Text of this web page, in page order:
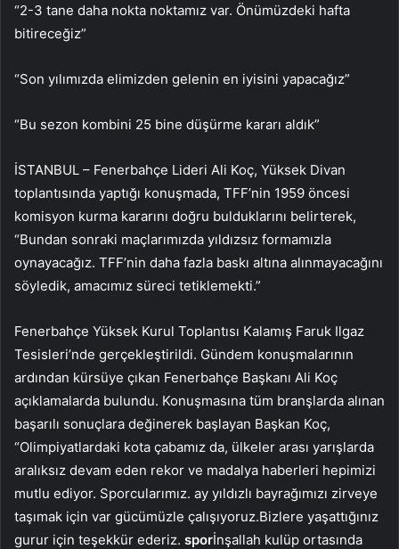
“2-3 tane daha nokta noktamız var. Önümüzdeki hafta
bitireceğiz”
“Son yılımızda elimizden gelenin en iyisini yapacağız”
“Bu sezon kombini 25 bine düşürme kararı aldık”
İSTANBUL – Fenerbahçe Lideri Ali Koç, Yüksek Divan
toplantısında yaptığı konuşmada, TFF’nin 1959 öncesi
komisyon kurma kararını doğru bulduklarını belirterek,
“Bundan sonraki maçlarımızda yıldızsız formamızla
oynayacağız. TFF’nin daha fazla baskı altına alınmayacağını
söyledik, amacımız süreci tetiklemekti.”
Fenerbahçe Yüksek Kurul Toplantısı Kalamış Faruk Ilgaz
Tesisleri’nde gerçekleştirildi. Gündem konuşmalarının
ardından kürsüye çıkan Fenerbahçe Başkanı Ali Koç
açıklamalarda bulundu. Konuşmasına tüm branşlarda alınan
başarılı sonuçlara değinerek başlayan Başkan Koç,
“Olimpiyatlardaki kota çabamız da, ülkeler arası yarışlarda
aralıksız devam eden rekor ve madalya haberleri hepimizi
mutlu ediyor. Sporcularımız. ay yıldızlı bayrağımızı zirveye
taşımak için var gücümüzle çalışıyoruz.Bizlere yaşattığınız
gurur için teşekkür ederiz. sporİnşallah kulüp ortasında